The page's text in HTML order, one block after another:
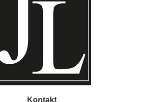
Kontakt